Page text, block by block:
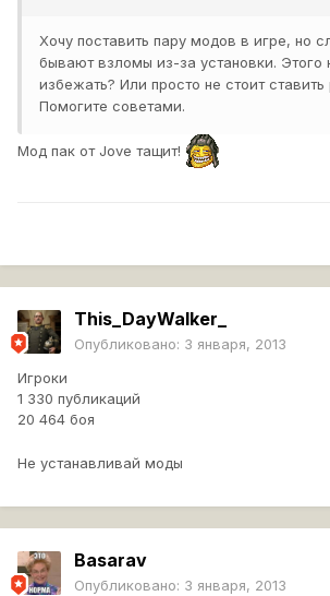
Проверено тысячами игроков.
Хочу поставить пару модов в игре, но
бывают взломы из-за установки. Этого
избежать? Или просто не стоит ставить
Помогите советами.
Мод пак от Jove тащит!
This_DayWalker_
Опубликовано: 3 января, 2013
Игроки
1 330 публикаций
20 464 боя
Не устанавливай моды
Basarav
Опубликовано: 3 января, 2013